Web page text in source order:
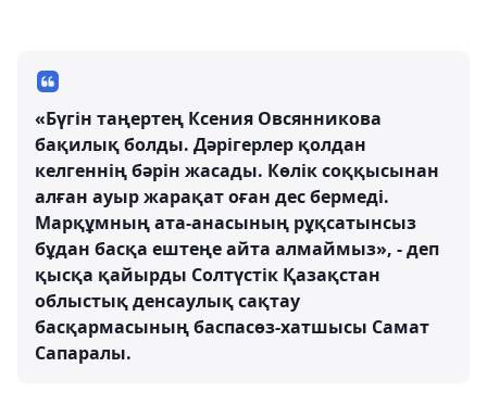
«Бүгін таңертең Ксения Овсянникова
бақилық болды. Дәрігерлер қолдан
келгеннің бәрін жасады. Көлік соққысынан
алған ауыр жарақат оған дес бермеді.
Марқұмның ата-анасының рұқсатынсыз
бұдан басқа ештеңе айта алмаймыз», - деп
қысқа қайырды Солтүстік Қазақстан
облыстық денсаулық сақтау
басқармасының баспасөз-хатшысы Самат
Сапаралы.